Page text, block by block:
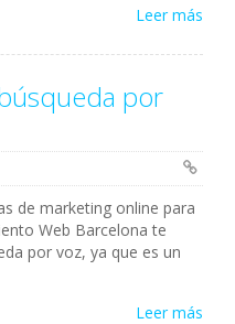
Leer más
por
de marketing online para
Web Barcelona te
por voz, ya que es un
Leer más